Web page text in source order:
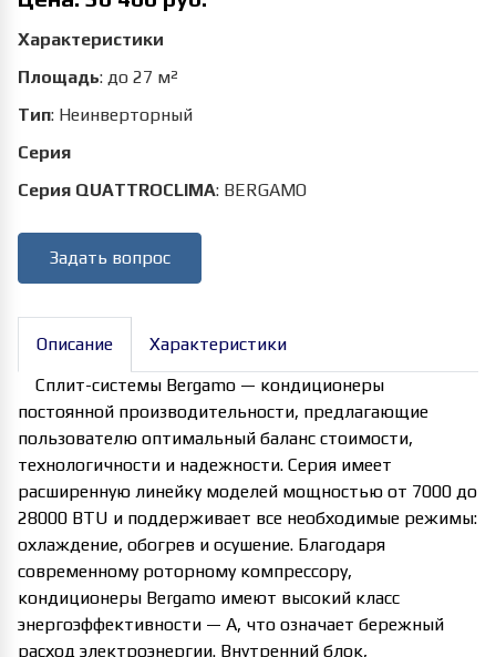
Характеристики
Площадь: до 27 м²
Тип: Неинверторный
Серия
Серия QUATTROCLIMA: BERGAMO
Задать вопрос
Описание
Характеристики
Сплит-системы Bergamo — кондиционеры
постоянной производительности, предлагающие
пользователю оптимальный баланс стоимости,
технологичности и надежности. Серия имеет
расширенную линейку моделей мощностью от 7000 до
28000 BTU и поддерживает все необходимые режимы:
охлаждение, обогрев и осушение. Благодаря
современному роторному компрессору,
кондиционеры Bergamo имеют высокий класс
энергоэффективности — A, что означает бережный
расход электроэнергии. Внутренний блок,